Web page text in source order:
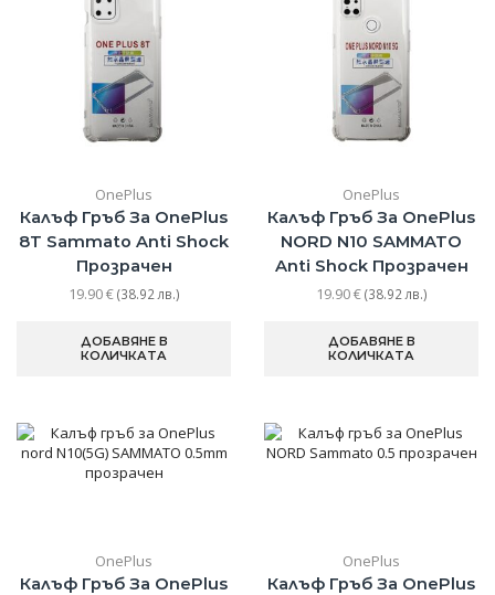
OnePlus
Калъф Гръб За OnePlus
8T Sammato Anti Shock
Прозрачен
19.90€(38.92 лв.)
ДОБАВЯНЕ В
КОЛИЧКАТА
OnePlus
Калъф Гръб За OnePlus
NORD N10 SAMMATO
Anti Shock Прозрачен
19.90€(38.92 лв.)
ДОБАВЯНЕ В
КОЛИЧКАТА
OnePlus
Калъф Гръб За OnePlus
OnePlus
Калъф Гръб За OnePlus